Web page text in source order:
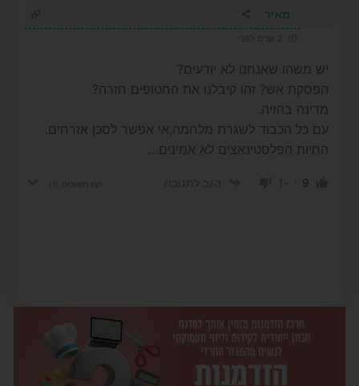
מאיר
יש משהו שאנחנו לא יודעים?
הפסקת אש? זהו קיבלנו את החטופים חזרה?
מדינה בהזיה.
עם כל הכבוד לשגרת מלחמה,אי אפשר לסכן אזרחים.
החיות הפלסטינאצים לא אמינים…
9
-1 הצג תשובות